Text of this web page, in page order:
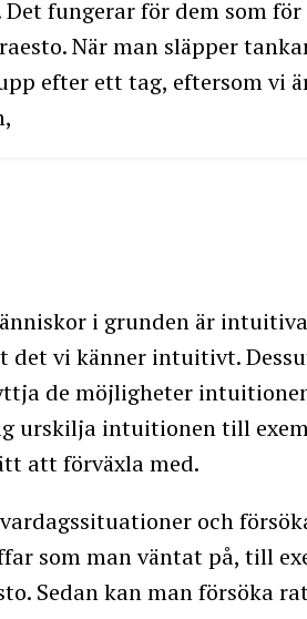
fungerar för dem som
När man släpper
efter ett tag, eftersom vi
i grunden är
det vi känner intuitivt.
de möjligheter
urskilja intuitionen till
att förväxla med.
och
som man väntat på, till
Sedan kan man försöka